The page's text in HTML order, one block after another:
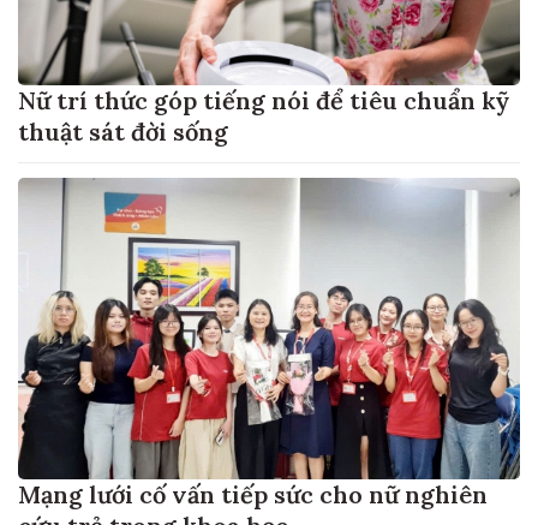
Nữ trí thức góp tiếng nói để tiêu chuẩn kỹ
thuật sát đời sống
Mạng lưới cố vấn tiếp sức cho nữ nghiên